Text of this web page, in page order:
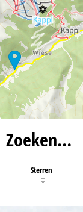
Zoeken…
Sterren